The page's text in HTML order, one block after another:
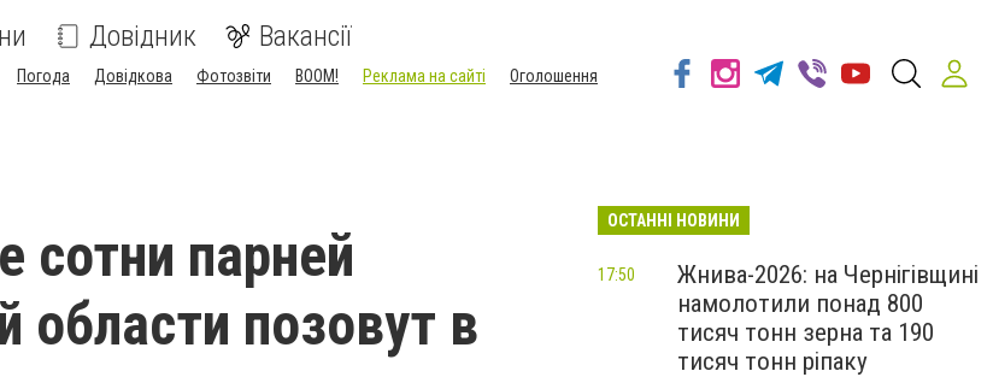
Довідник Вакансії
Погода Довідкова Фотозвіти BOOM! Реклама на сайті
Оголошення
сотни парней
области позовут в
ОСТАННІ НОВИНИ
Жнива-2026: на Чернігівщині
намолотили понад 800
тисяч тонн зерна та 190
тисяч тонн ріпаку
17:50